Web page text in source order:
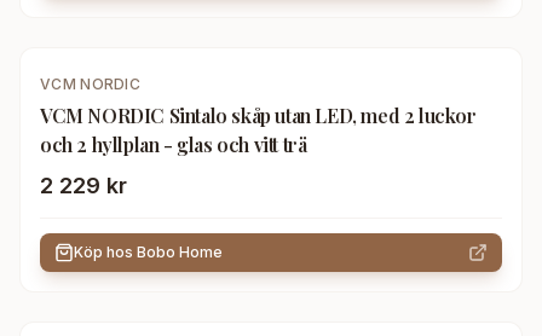
VCM NORDIC
VCM NORDIC Sintalo skåp utan LED, med 2 luckor
och 2 hyllplan - glas och vitt trä
2 229 kr
Köp hos Bobo Home